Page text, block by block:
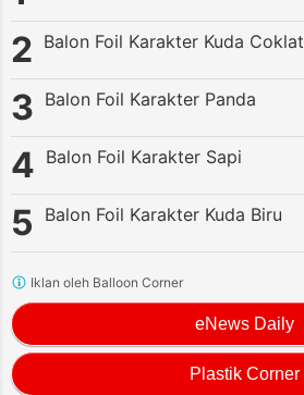
Balon Foil Karakter Kuda Coklat
Balon Foil Karakter Panda
Balon Foil Karakter Sapi
Balon Foil Karakter Kuda Biru
eNews Daily
Plastik Corner
Iklan oleh Balloon Corner